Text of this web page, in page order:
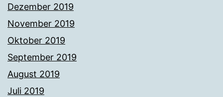
Dezember 2019
November 2019
Oktober 2019
September 2019
August 2019
Juli 2019